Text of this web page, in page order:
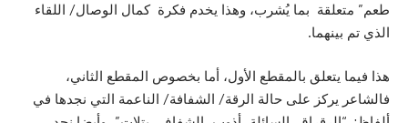
طعم” متعلقة بما يُشرب، وهذا يخدم فكرة كمال الوصال/ اللقاء
الذي تم بينهما.
هذا فيما يتعلق بالمقطع الأول، أما بخصوص المقطع الثاني،
فالشاعر يركز على حالة الرقة/ الشفافة/ الناعمة التي نجدها في